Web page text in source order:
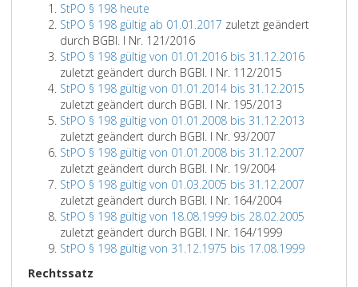
StPO § 198 heute
StPO § 198 gültig ab 01.01.2017 zuletzt geändert
durch BGBl. I Nr. 121/2016
StPO § 198 gültig von 01.01.2016 bis 31.12.2016
zuletzt geändert durch BGBl. I Nr. 112/2015
StPO § 198 gültig von 01.01.2014 bis 31.12.2015
zuletzt geändert durch BGBl. I Nr. 195/2013
StPO § 198 gültig von 01.01.2008 bis 31.12.2013
zuletzt geändert durch BGBl. I Nr. 93/2007
StPO § 198 gültig von 01.01.2008 bis 31.12.2007
zuletzt geändert durch BGBl. I Nr. 19/2004
StPO § 198 gültig von 01.03.2005 bis 31.12.2007
zuletzt geändert durch BGBl. I Nr. 164/2004
StPO § 198 gültig von 18.08.1999 bis 28.02.2005
zuletzt geändert durch BGBl. I Nr. 164/1999
StPO § 198 gültig von 31.12.1975 bis 17.08.1999
Rechtssatz